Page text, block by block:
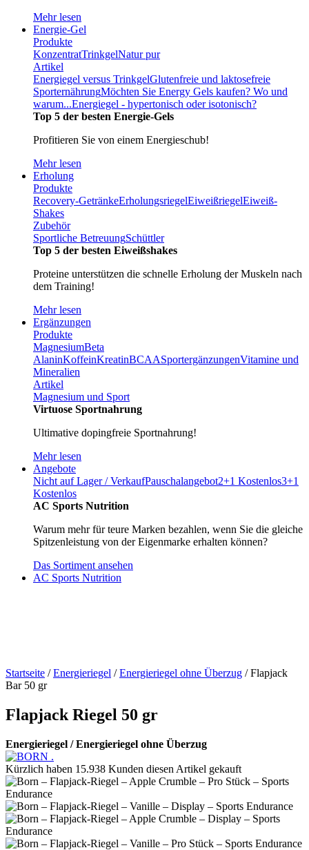
Mehr lesen
Energie-Gel
Produkte
KonzentratTrinkgelNatur pur
Artikel
Energiegel versus TrinkgelGlutenfreie und laktosefreie
SporternährungMöchten Sie Energy Gels kaufen? Wo und
warum...Energiegel - hypertonisch oder isotonisch?
Top 5 der besten Energie-Gels
Profitieren Sie von einem Energieschub!
Mehr lesen
Erholung
Produkte
Recovery-GetränkeErholungsriegelEiweißriegelEiweiß-
Shakes
Zubehör
Sportliche BetreuungSchüttler
Top 5 der besten Eiweißshakes
Proteine unterstützen die schnelle Erholung der Muskeln nach
dem Training!
Mehr lesen
Ergänzungen
Produkte
MagnesiumBeta
AlaninKoffeinKreatinBCAASportergänzungenVitamine und
Mineralien
Artikel
Magnesium und Sport
Virtuose Sportnahrung
Ultimative dopingfreie Sportnahrung!
Mehr lesen
Angebote
Nicht auf Lager / VerkaufPauschalangebot2+1 Kostenlos3+1
Kostenlos
AC Sports Nutrition
Warum mehr für teure Marken bezahlen, wenn Sie die gleiche
Spitzenleistung von der Eigenmarke erhalten können?
Das Sortiment ansehen
AC Sports Nutrition
Startseite /Energieriegel /Energieriegel ohne Überzug / Flapjack
Bar 50 gr
Flapjack Riegel 50 gr
Energieriegel / Energieriegel ohne Überzug
Kürzlich haben 15.938 Kunden diesen Artikel gekauft